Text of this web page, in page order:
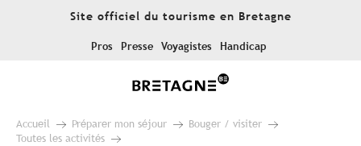
Site officiel du tourisme en Bretagne
Pros Presse Voyagistes Handicap
Accueil Préparer mon séjour
Bouger / visiter
Toutes les activités